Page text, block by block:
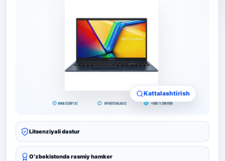
Kattalashtirish
Litsenziyali dastur
Oʻzbekistonda rasmiy hamkor